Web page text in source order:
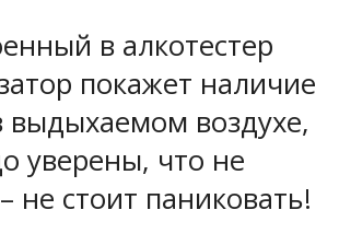
в алкотестер
покажет наличие
выдыхаемом воздухе,
уверены, что не
не стоит паниковать!